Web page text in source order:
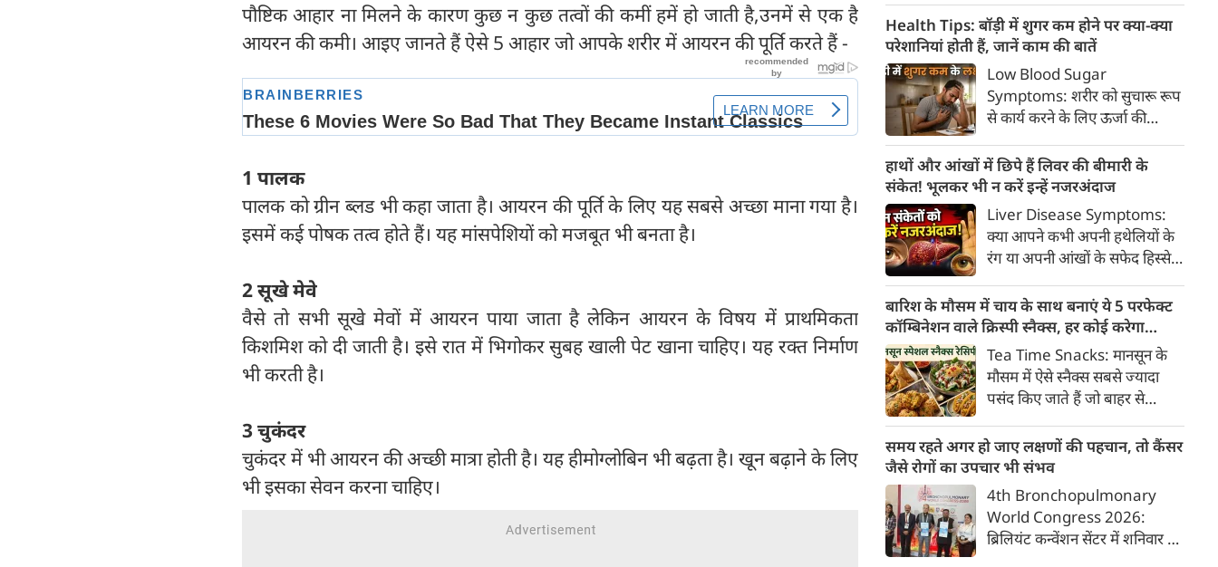
पौष्टिक आहार ना मिलने के कारण कुछ न कुछ तत्वों की कमीं हमें हो जाती है,उनमें से एक है
आयरन की कमी। आइए जानते हैं ऐसे 5 आहार जो आपके शरीर में आयरन की पूर्ति करते हैं -
1 पालक
पालक को ग्रीन ब्लड भी कहा जाता है। आयरन की पूर्ति के लिए यह सबसे अच्छा माना गया है।
इसमें कई पोषक तत्व होते हैं। यह मांसपेशियों को मजबूत भी बनता है।
2 सूखे मेवे
वैसे तो सभी सूखे मेवों में आयरन पाया जाता है लेकिन आयरन के विषय में प्राथमिकता
किशमिश को दी जाती है। इसे रात में भिगोकर सुबह खाली पेट खाना चाहिए। यह रक्त निर्माण
भी करती है।
3 चुकंदर
चुकंदर में भी आयरन की अच्छी मात्रा होती है। यह हीमोग्लोबिन भी बढ़ता है। खून बढ़ाने के लिए
भी इसका सेवन करना चाहिए।
प्रतिरक्षा प्रतिक्रिया है। हिस्टामिन के
निकलने से त्वचा पर लालिमा, सूजन
और खुजली होती है। यहां जानिए
मच्छर के काटने से खुजली क्यों होती
है, इसके पीछे का वैज्ञानिक कारण
क्या है, हिस्टामिन की क्या भूमिका
होती है और खुजली से राहत पाने के
प्रभावी घरेलू व चिकित्सीय उपाय।
Health Tips: बॉड़ी में शुगर कम होने पर क्या-क्या
परेशानियां होती हैं, जानें काम की बातें
Low Blood Sugar
Symptoms: शरीर को सुचारू रूप
से कार्य करने के लिए ऊर्जा की
का प्रमुख स्रोत ग्लूकोज यानी ब्लड
शुगर है। जब शरीर में ब्लड शुगर का
स्तर सामान्य से कम हो जाता है, तो
इस स्थिति को हाइपोग्लाइसीमिया
(Hypoglycemia) कहा जाता है।
ब्लड शुगर कम होने पर शरीर तुरंत
संकेत देना शुरू कर देता है।
हाथों और आंखों में छिपे हैं लिवर की बीमारी के
संकेत! भूलकर भी न करें इन्हें नजरअंदाज
Liver Disease Symptoms:
क्या आपने कभी अपनी हथेलियों के
रंग या अपनी आंखों के सफेद हिस्से
अक्सर हम हलकी लालिमा या आंखों
के पीलेपन को थकान समझकर टाल
देते हैं। लेकिन शरीर के ये छोटे-छोटे
बदलाव असल में एक बहुत बड़ी
चेतावनी हो सकते हैं।
बारिश के मौसम में चाय के साथ बनाएं ये 5 परफेक्ट
कॉम्बिनेशन वाले क्रिस्पी स्नैक्स, हर कोई करेगा
तारीफ
Tea Time Snacks: मानसून के
मौसम में ऐसे स्नैक्स सबसे ज्यादा
पसंद किए जाते हैं जो बाहर से
लाजवाब हों। यहां आपके लिये प्रस्तुत
हैं पकौड़ों से लेकर कॉर्न फ्रिटर्स तक
के कई मसालेदार स्नैक्स की ऐसी
रेसिपीज, जिन्हें आप घर पर कम
समय में आसानी से तैयार कर सकते
हैं।
समय रहते अगर हो जाए लक्षणों की पहचान, तो कैंसर
जैसे रोगों का उपचार भी संभव
4th Bronchopulmonary
World Congress 2026:
ब्रिलियंट कन्वेंशन सेंटर में शनिवार से